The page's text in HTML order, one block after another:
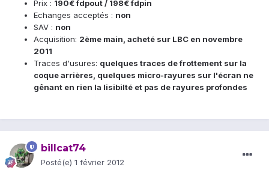
Prix : 190€ fdpout / 198€ fdpin
Echanges acceptés : non
SAV : non
Acquisition: 2ème main, acheté sur LBC en novembre
2011
Traces d'usures: quelques traces de frottement sur la
coque arrières, quelques micro-rayures sur l'écran ne
gênant en rien la lisibilté et pas de rayures profondes
billcat74
Posté(e) 1 février 2012